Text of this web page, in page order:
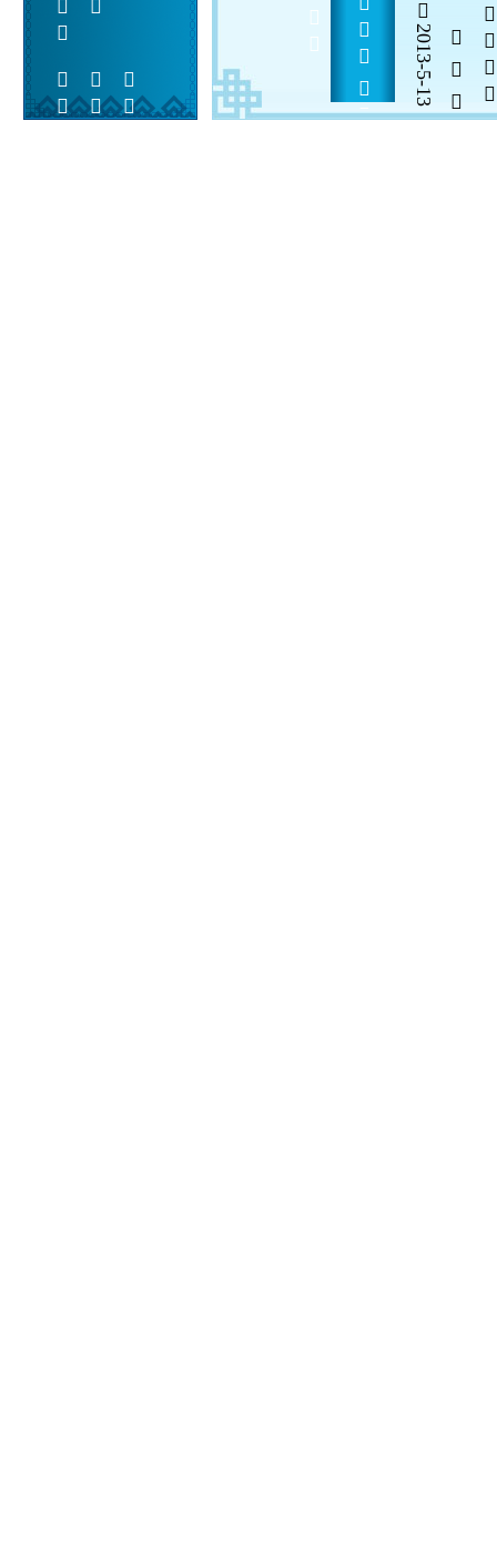
            65    2013-5-13  